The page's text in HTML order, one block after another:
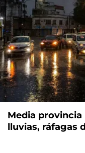
Media
lluvias, ráfagas